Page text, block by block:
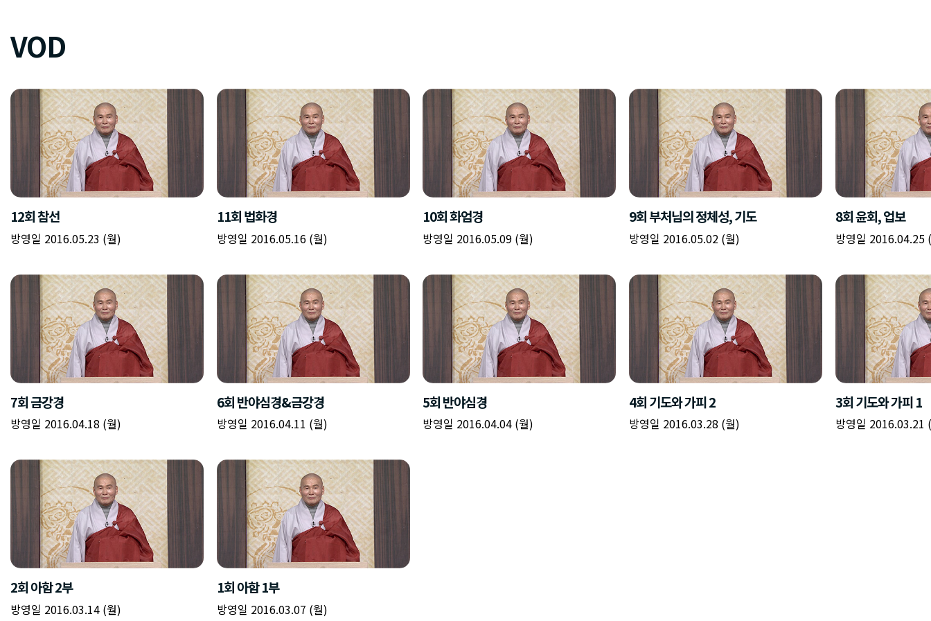
VOD
12회 참선
방영일 2016.05.23 (월)
11회 법화경
방영일 2016.05.16 (월)
10회 화엄경
방영일 2016.05.09 (월)
9회 부처님의 정체성, 기도
방영일 2016.05.02 (월)
8회 윤회, 업보
방영일 2016.04.25
7회 금강경
방영일 2016.04.18 (월)
6회 반야심경&금강경
방영일 2016.04.11 (월)
5회 반야심경
방영일 2016.04.04 (월)
4회 기도와 가피 2
방영일 2016.03.28 (월)
3회 기도와 가피 1
방영일 2016.03.21
2회 아함 2부
방영일 2016.03.14 (월)
1회 아함 1부
방영일 2016.03.07 (월)